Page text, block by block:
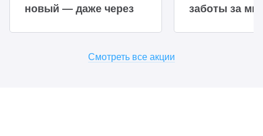
новый — даже через
заботы за
Смотреть все акции